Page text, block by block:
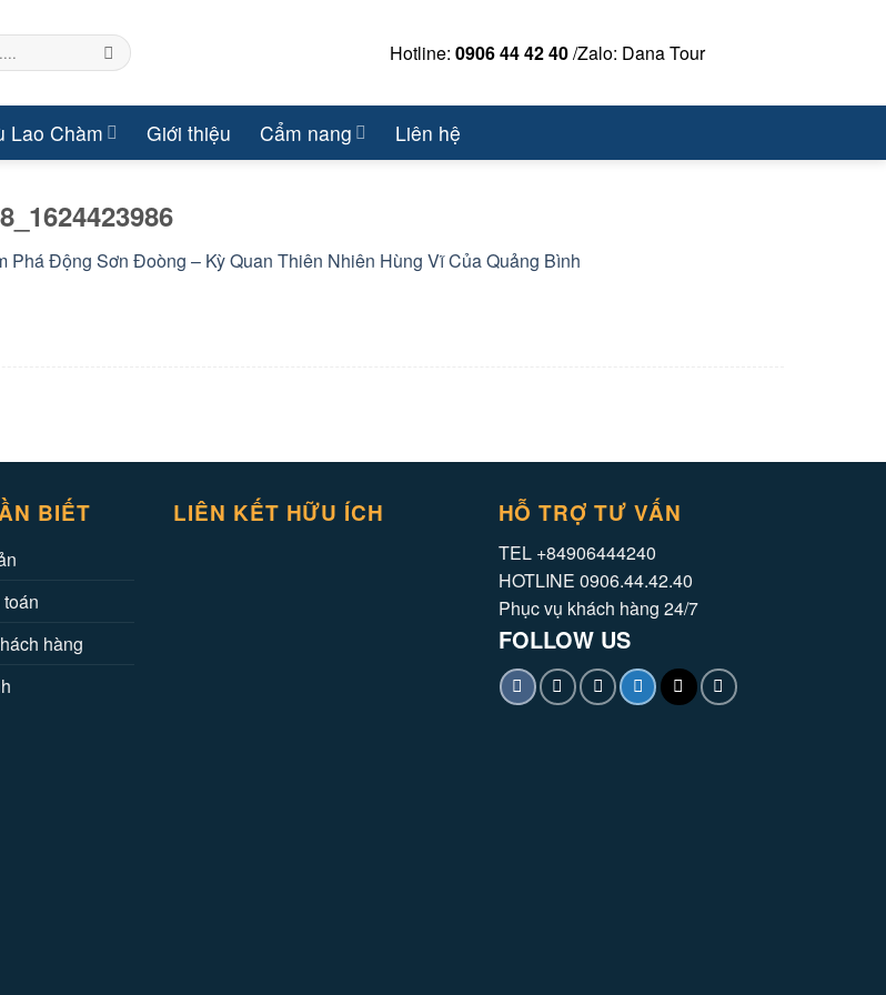
Hotline:0906 44 42 40/Zalo: Dana Tour
Lao Chàm Giới thiệu Cẩm nang Liên hệ
Phá Động Sơn Đoòng – Kỳ Quan Thiên Nhiên Hùng Vĩ Của Quảng Bình
BIẾT
hàng
LIÊN KẾT HỮU ÍCH HỖ TRỢ TƯ VẤN
TEL +84906444240
HOTLINE 0906.44.42.40
Phục vụ khách hàng 24/7
FOLLOW US